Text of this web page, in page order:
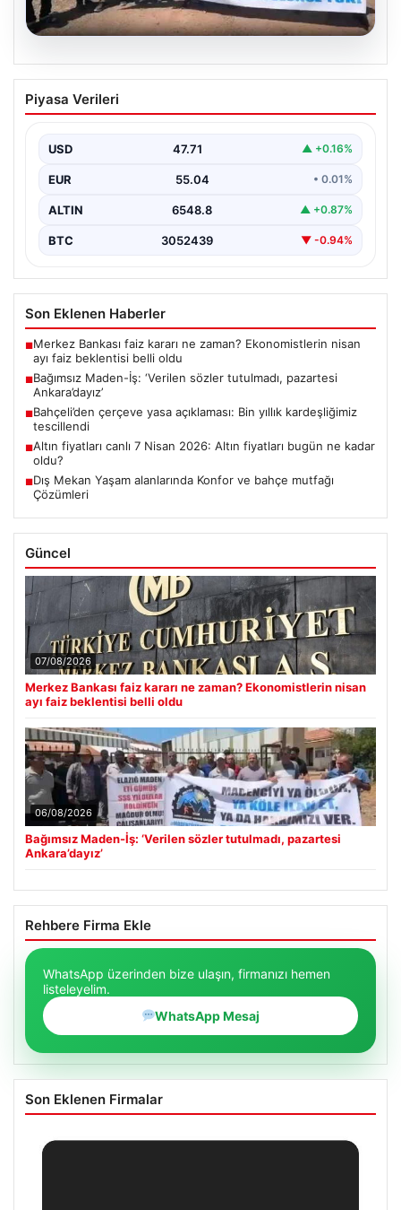
Bağımsız Maden-İş: ‘Verilen sözler
tutulmadı, pazartesi Ankara’dayız’
Piyasa Verileri
USD 47.71 ▲ +0.16%
EUR 55.04 • 0.01%
ALTIN 6548.8 ▲ +0.87%
BTC 3052439 ▼ -0.94%
Son Eklenen Haberler
■Merkez Bankası faiz kararı ne zaman? Ekonomistlerin nisan
ayı faiz beklentisi belli oldu
■Bağımsız Maden-İş: ‘Verilen sözler tutulmadı, pazartesi
Ankara’dayız’
■Bahçeli’den çerçeve yasa açıklaması: Bin yıllık kardeşliğimiz
tescillendi
■Altın fiyatları canlı 7 Nisan 2026: Altın fiyatları bugün ne kadar
oldu?
■Dış Mekan Yaşam alanlarında Konfor ve bahçe mutfağı
Çözümleri
Güncel
07/08/2026
Merkez Bankası faiz kararı ne zaman? Ekonomistlerin nisan
ayı faiz beklentisi belli oldu
06/08/2026
Bağımsız Maden-İş: ‘Verilen sözler tutulmadı, pazartesi
Ankara’dayız’
Rehbere Firma Ekle
WhatsApp üzerinden bize ulaşın, firmanızı hemen
listeleyelim.
WhatsApp Mesaj
Son Eklenen Firmalar